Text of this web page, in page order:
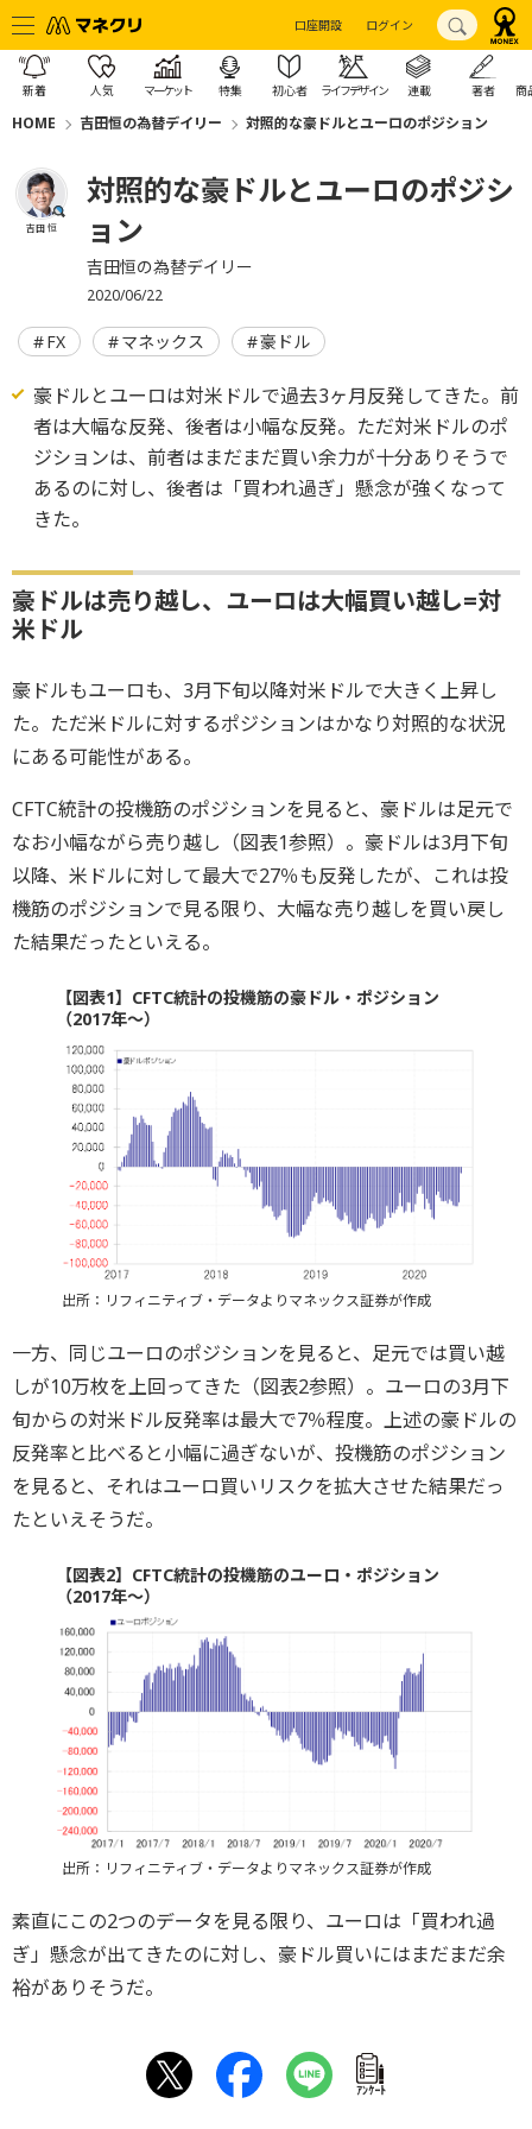
口座開設 ログイン
新着 人気 マーケット 特集 初心者 ライフデザイン 連載 著者 商
HOME 吉田恒の為替デイリー 対照的な豪ドルとユーロのポジション
吉田 恒
対照的な豪ドルとユーロのポジシ
ョン
吉田恒の為替デイリー
2020/06/22
FX マネックス 豪ドル
豪ドルとユーロは対米ドルで過去3ヶ月反発してきた。前
者は大幅な反発、後者は小幅な反発。ただ対米ドルのポ
ジションは、前者はまだまだ買い余力が十分ありそうで
あるのに対し、後者は「買われ過ぎ」懸念が強くなって
きた。
豪ドルは売り越し、ユーロは大幅買い越し=対
米ドル
豪ドルもユーロも、3月下旬以降対米ドルで大きく上昇し
た。ただ米ドルに対するポジションはかなり対照的な状況
にある可能性がある。
CFTC統計の投機筋のポジションを見ると、豪ドルは足元で
なお小幅ながら売り越し（図表1参照）。豪ドルは3月下旬
以降、米ドルに対して最大で27％も反発したが、これは投
機筋のポジションで見る限り、大幅な売り越しを買い戻し
た結果だったといえる。
【図表1】CFTC統計の投機筋の豪ドル・ポジション
（2017年～）
出所：リフィニティブ・データよりマネックス証券が作成
一方、同じユーロのポジションを見ると、足元では買い越
しが10万枚を上回ってきた（図表2参照）。ユーロの3月下
旬からの対米ドル反発率は最大で7％程度。上述の豪ドルの
反発率と比べると小幅に過ぎないが、投機筋のポジション
を見ると、それはユーロ買いリスクを拡大させた結果だっ
たといえそうだ。
【図表2】CFTC統計の投機筋のユーロ・ポジション
（2017年～）
出所：リフィニティブ・データよりマネックス証券が作成
素直にこの2つのデータを見る限り、ユーロは「買われ過
ぎ」懸念が出てきたのに対し、豪ドル買いにはまだまだ余
裕がありそうだ。
ｱﾝｹｰﾄ